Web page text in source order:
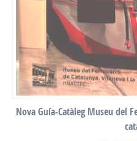
Nova Guía-Catàleg Museu del